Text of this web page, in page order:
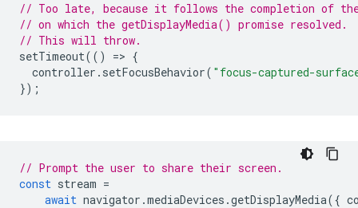
// Too late, because it follows the completion of
// on which the getDisplayMedia() promise resolved.
// This will throw.
setTimeout(() => {
controller . setFocusBehavior( "focus-captured-
});
// Prompt the user to share their screen.
const stream =
await navigator .mediaDevices .getDisplayMedia({